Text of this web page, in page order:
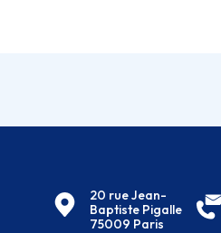
20 rue Jean-
Baptiste Pigalle
75009 Paris